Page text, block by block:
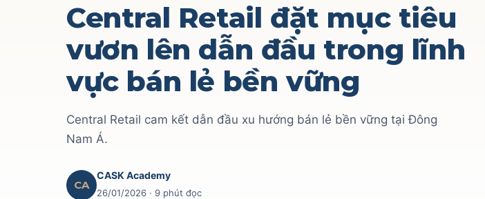
Central Retail đặt mục tiêu
vươn lên dẫn đầu trong lĩnh
vực bán lẻ bền vững
Central Retail cam kết dẫn đầu xu hướng bán lẻ bền vững tại Đông
Nam Á.
CA
CASK Academy
26/01/2026 · 9 phút đọc